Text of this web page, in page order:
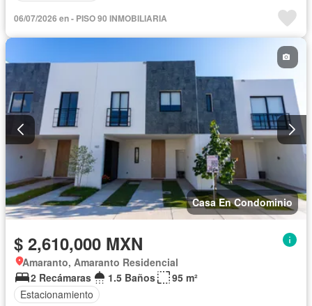
06/07/2026 en - PISO 90 INMOBILIARIA
Casa En Condominio
$ 2,610,000 MXN
Amaranto, Amaranto Residencial
2 Recámaras
1.5 Baños
95 m²
Estacionamiento